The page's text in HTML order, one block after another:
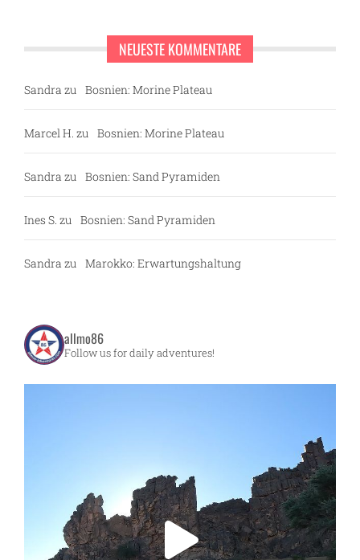
NEUESTE KOMMENTARE
Sandra zu Bosnien: Morine Plateau
Marcel H. zu Bosnien: Morine Plateau
Sandra zu Bosnien: Sand Pyramiden
Ines S. zu Bosnien: Sand Pyramiden
Sandra zu Marokko: Erwartungshaltung
allmo86
Follow us for daily adventures!